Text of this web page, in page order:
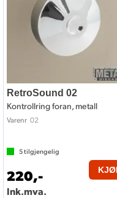
RetroSound 02
Kontrollring foran, metall
Varenr 02
5tilgjengelig
220,-
Ink.mva.